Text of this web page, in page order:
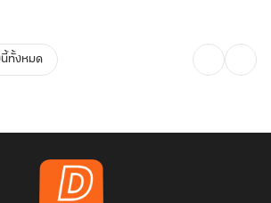
ทั้งหมด